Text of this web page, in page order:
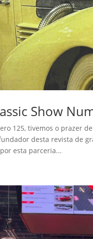
Show
125, tivemos o prazer
desta revista de
esta parceria...